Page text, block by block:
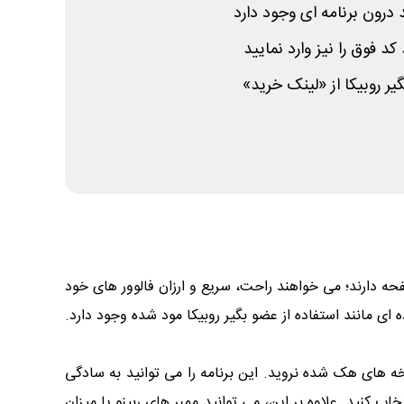
درون برنامه ای وجود دارد
فوق را نیز وارد نمایید
روبیکا از «لینک خرید»
دارند؛ می خواهند راحت، سریع و ارزان فالوور های خود
مانند استفاده از عضو بگیر روبیکا مود شده وجود دارد.
های هک شده نروید. این برنامه را می توانید به سادگی